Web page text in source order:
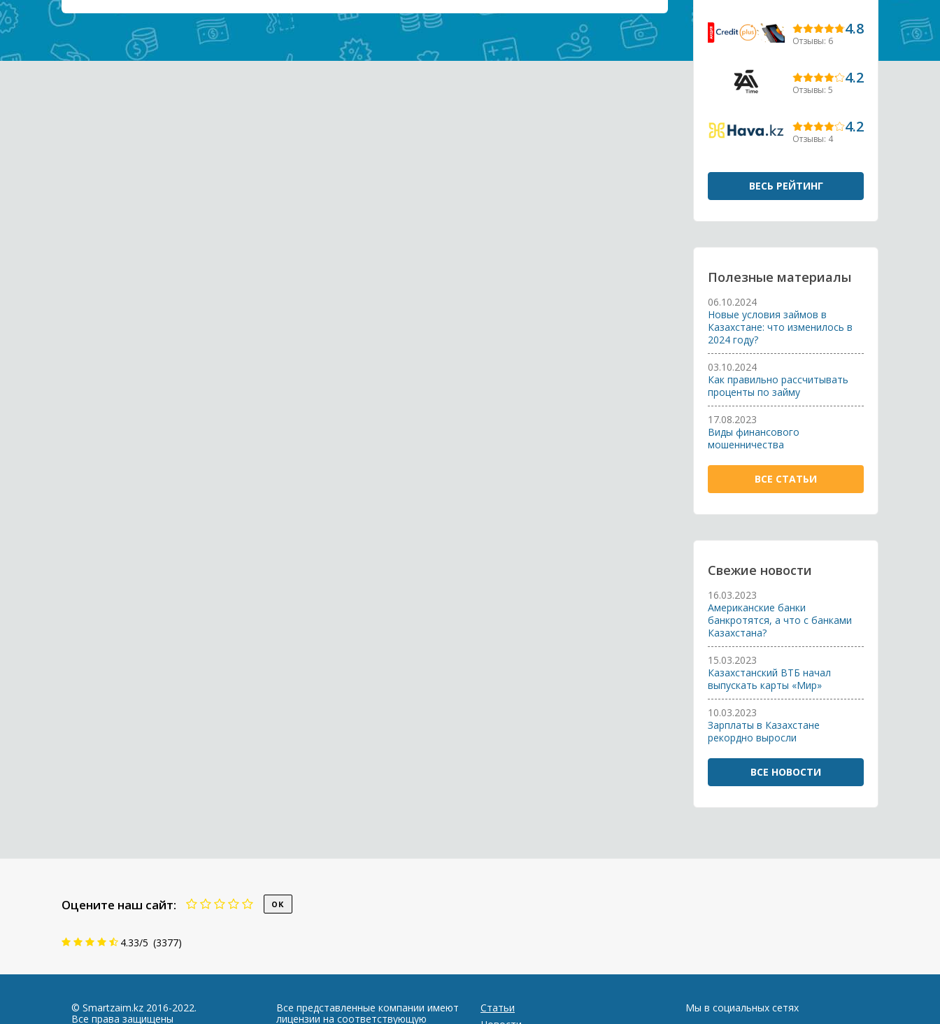
4.8
Отзывы: 6
4.2
Отзывы: 5
4.2
Отзывы: 4
ВЕСЬ РЕЙТИНГ
Полезные материалы
06.10.2024
Новые условия займов в
Казахстане: что изменилось в
2024 году?
03.10.2024
Как правильно рассчитывать
проценты по займу
17.08.2023
Виды финансового
мошенничества
ВСЕ СТАТЬИ
Свежие новости
16.03.2023
Американские банки
банкротятся, а что с банками
Казахстана?
15.03.2023
Казахстанский ВТБ начал
выпускать карты «Мир»
10.03.2023
Зарплаты в Казахстане
рекордно выросли
ВСЕ НОВОСТИ
Оцените наш сайт:
4.33/5 (3377)
© Smartzaim.kz 2016-2022.
Все права защищены
Все представленные компании имеют
лицензии на соответствующую
Статьи
Мы в социальных сетях